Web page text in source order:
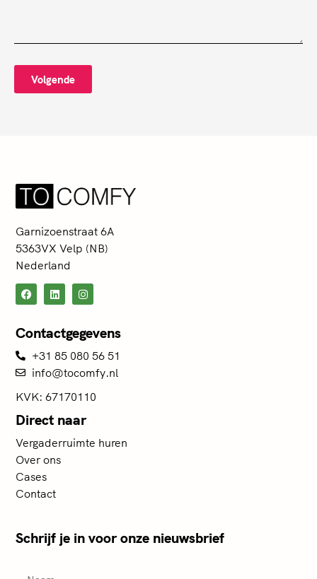
Volgende
Garnizoenstraat 6A
5363VX Velp (NB)
Nederland
Contactgegevens
+31 85 080 56 51
info@tocomfy.nl
KVK: 67170110
Direct naar
Vergaderruimte huren
Over ons
Cases
Contact
Schrijf je in voor onze nieuwsbrief